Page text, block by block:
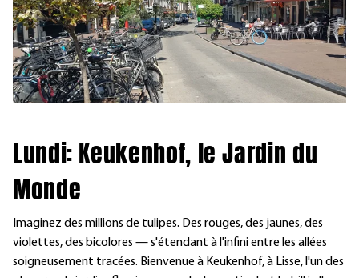
Lundi: Keukenhof, le Jardin du
Monde
Imaginez des millions de tulipes. Des rouges, des jaunes, des
violettes, des bicolores — s'étendant à l'infini entre les allées
soigneusement tracées. Bienvenue à Keukenhof, à Lisse, l'un des